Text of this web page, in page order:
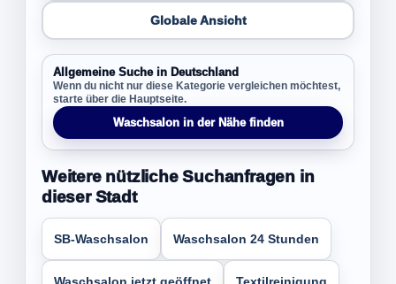
Globale Ansicht
Allgemeine Suche in Deutschland
Wenn du nicht nur diese Kategorie vergleichen möchtest,
starte über die Hauptseite.
Waschsalon in der Nähe finden
Weitere nützliche Suchanfragen in
dieser Stadt
SB-Waschsalon Waschsalon 24 Stunden